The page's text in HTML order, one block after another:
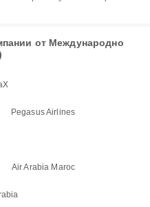
от Международно
Pegasus Airlines
Air Arabia Maroc